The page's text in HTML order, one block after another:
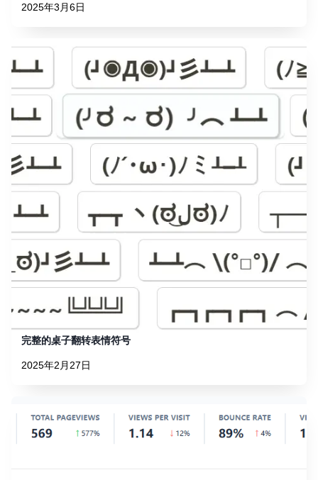
2025年3月6日
完整的桌子翻转表情符号
2025年2月27日